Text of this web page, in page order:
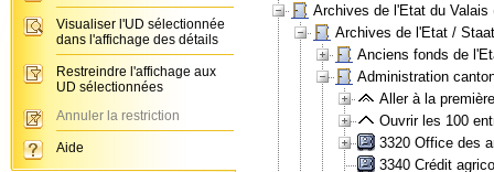
Archives de l'Etat du
Archives de l'Etat /
Anciens fonds de
Administration
Aller à la
Ouvrir les 100
3320 Office des
3340 Crédit
Visualiser l'UD sélectionnée
dans l'affichage des détails
Restreindre l'affichage aux
UD sélectionnées
Annuler la restriction
Aide